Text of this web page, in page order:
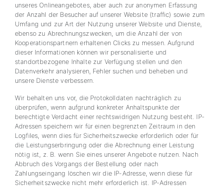
unseres Onlineangebotes, aber auch zur anonymen Erfassung
der Anzahl der Besucher auf unserer Website (traffic) sowie zum
Umfang und zur Art der Nutzung unserer Website und Dienste,
ebenso zu Abrechnungszwecken, um die Anzahl der von
Kooperationspartnern erhaltenen Clicks zu messen. Aufgrund
dieser Informationen können wir personalisierte und
standortbezogene Inhalte zur Verfügung stellen und den
Datenverkehr analysieren, Fehler suchen und beheben und
unsere Dienste verbessern.
Wir behalten uns vor, die Protokolldaten nachträglich zu
überprüfen, wenn aufgrund konkreter Anhaltspunkte der
berechtigte Verdacht einer rechtswidrigen Nutzung besteht. IP-
Adressen speichern wir für einen begrenzten Zeitraum in den
Logfiles, wenn dies für Sicherheitszwecke erforderlich oder für
die Leistungserbringung oder die Abrechnung einer Leistung
nötig ist, z. B. wenn Sie eines unserer Angebote nutzen. Nach
Abbruch des Vorgangs der Bestellung oder nach
Zahlungseingang löschen wir die IP-Adresse, wenn diese für
Sicherheitszwecke nicht mehr erforderlich ist. IP-Adressen